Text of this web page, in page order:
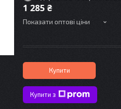
1 285 ₴
Показати оптові ціни
Купити
Купити з